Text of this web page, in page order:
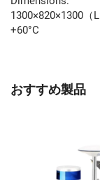
1300×820×1300（
+60°C
おすすめ製品